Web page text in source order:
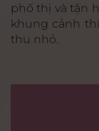
phố thị và tận
khung cảnh
thu nhỏ.